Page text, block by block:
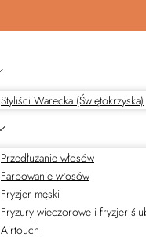
Styliści Warecka (Świętokrzyska)
Przedłużanie włosów
Farbowanie włosów
Fryzjer męski
Fryzury wieczorowe i fryzjer
Airtouch